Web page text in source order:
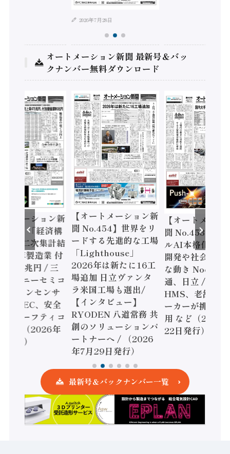
2026年7月28日
オートメーション新聞 最新号＆バッ
クナンバー無料ダウンロード
トメーション新
】「経済構
調査二次集計結
年製造業 付
額86兆円 / 三
とソニーセミコ
ジョンセンサ
/ IDEC、安全
すセーフティコ
ーラ（2026年
発行）
【オートメーション新
聞 No.454】世界をリ
ードする先進的な工場
「Lighthouse」
2026年は新たに16工
場追加 日立ヴァンタ
ラ米国工場も選出/
【インタビュー】
RYODEN 八道常務 共
創のソリューションパ
ートナーへ / （2026
年7月29日発行）
【オートメーシ
聞 No.453】フ
ルAI本格化へ
開発や社会実装
な動き Noetra
通、日立 / 兵神
HMS、老舗ポ
ーカーが挑むデ
用 など（2026
22日発行）
最新号＆バックナンバー一覧